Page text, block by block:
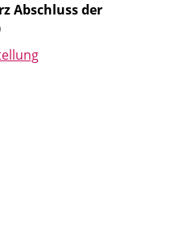
Abschluss der